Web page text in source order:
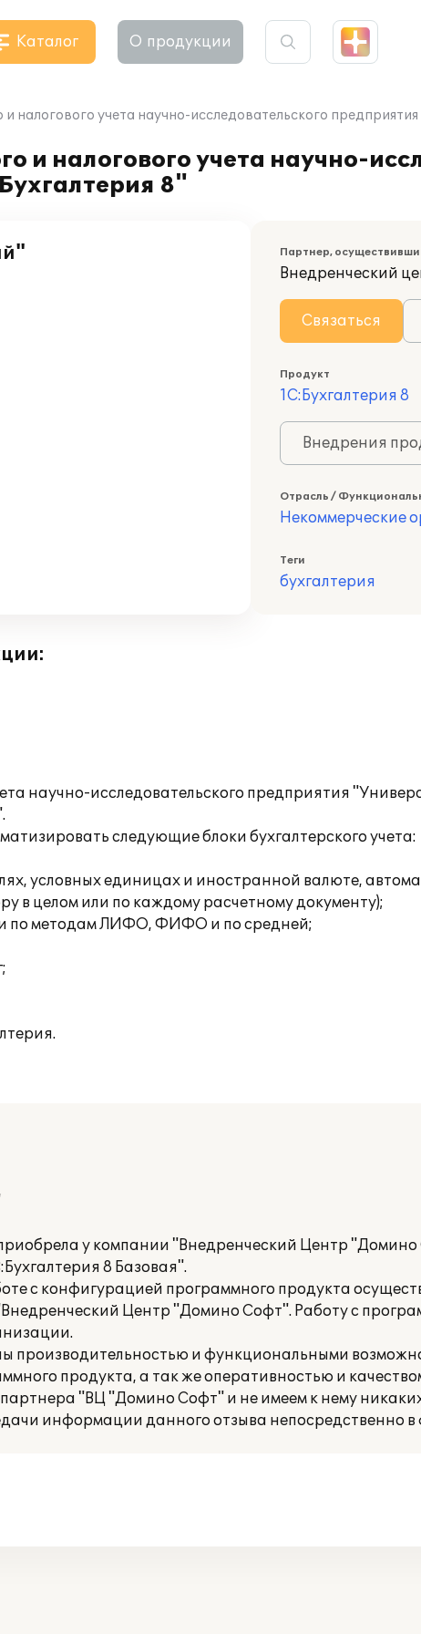
Каталог О продукции
налогового учета научно-исследовательского
и налогового учета научно-
8"
Партнер,
Внедренческий
Связаться
Продукт
1С:Бухгалтерия 8
Внедрения
Отрасль /
Некоммерческие
Теги
бухгалтерия
научно-исследовательского предприятия
следующие блоки бухгалтерского учета:
условных единицах и иностранной валюте,
в целом или по каждому расчетному документу);
по методам ЛИФО, ФИФО и по средней;
у компании "Внедренческий Центр
8 Базовая".
с конфигурацией программного продукта
Центр "Домино Софт". Работу с
производительностью и функциональными
продукта, а так же оперативностью и
"ВЦ "Домино Софт" и не имеем к нему
информации данного отзыва непосредственно